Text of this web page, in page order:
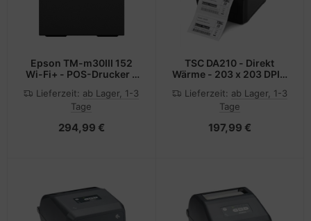
Epson TM-m30III 152
Wi-Fi+ - POS-Drucker -
Lieferzeit: ab Lager, 1-3
Tage
294,99 €
TSC DA210 - Direkt
Wärme - 203 x 203 DPI -
Verkabelt - Schwarz
Lieferzeit: ab Lager, 1-3
Tage
197,99 €